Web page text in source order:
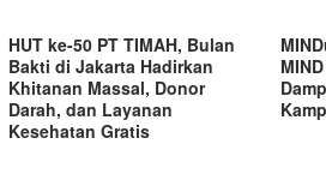
HUT ke-50 PT TIMAH, Bulan
Bakti di Jakarta Hadirkan
Khitanan Massal, Donor
Darah, dan Layanan
Kesehatan Gratis